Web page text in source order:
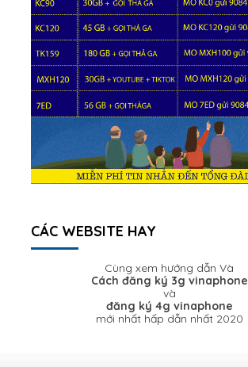
CÁC WEBSITE HAY
Cùng xem hướng dẫn Và
Cách đăng ký 3g vinaphone
và
đăng ký 4g vinaphone
mới nhất hấp dẫn nhất 2020